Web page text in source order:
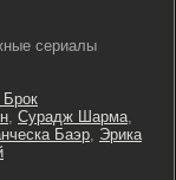
сериалы
, Сурадж Шарма,
Баэр, Эрика